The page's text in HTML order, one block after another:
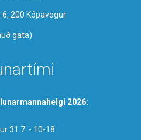
200 Kópavogur
gata)
2026:
31.7. - 10-18